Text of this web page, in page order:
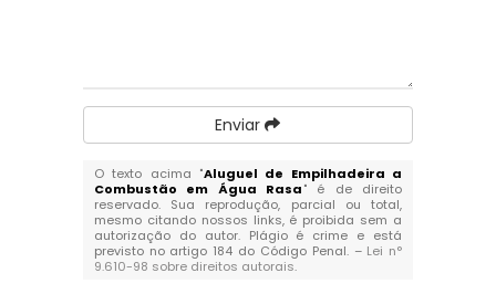
Enviar
O texto acima "Aluguel de Empilhadeira a
Combustão em Água Rasa" é de direito
reservado. Sua reprodução, parcial ou total,
mesmo citando nossos links, é proibida sem a
autorização do autor. Plágio é crime e está
previsto no artigo 184 do Código Penal. – Lei n°
9.610-98 sobre direitos autorais.